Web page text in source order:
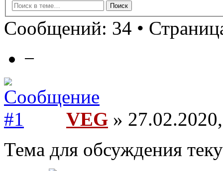
Сообщений: 34 •
−
VEG »
Тема для обсуждения